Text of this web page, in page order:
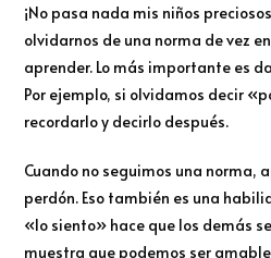
¡No pasa nada mis niños
olvidarnos de una norma de vez
aprender. Lo más importante es
Por ejemplo, si olvidamos decir
recordarlo y decirlo después.
Cuando no seguimos una norma,
perdón. Eso también es una
«lo siento» hace que los demás
muestra que podemos ser